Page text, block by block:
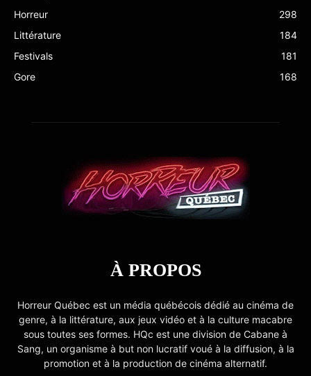
Horreur
298
Littérature
184
Festivals
181
Gore
168
À PROPOS
Horreur Québec est un média québécois dédié au cinéma de
genre, à la littérature, aux jeux vidéo et à la culture macabre
sous toutes ses formes. HQc est une division de Cabane à
Sang, un organisme à but non lucratif voué à la diffusion, à la
promotion et à la production de cinéma alternatif.